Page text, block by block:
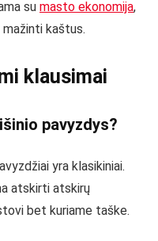
su masto ekonomija,
kaštus.
klausimai
pavyzdys?
yra klasikiniai.
atskirti atskirų
bet kuriame taške.